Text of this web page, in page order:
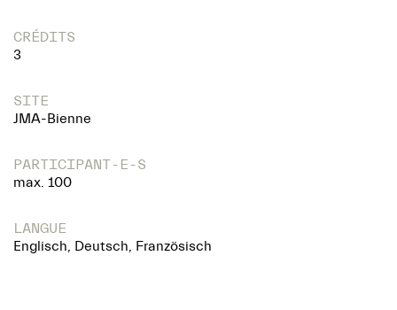
CRÉDITS
3
SITE
JMA-Bienne
PARTICIPANT-E-S
max. 100
LANGUE
Englisch, Deutsch, Französisch